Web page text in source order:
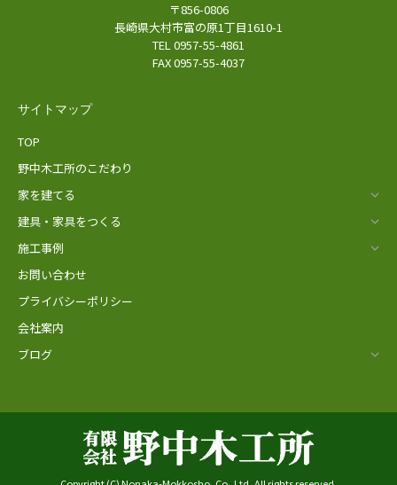
〒856-0806
長崎県大村市富の原1丁目1610-1
TEL 0957-55-4861
FAX 0957-55-4037
サイトマップ
TOP
野中木工所のこだわり
家を建てる
建具・家具をつくる
施工事例
お問い合わせ
プライバシーポリシー
会社案内
ブログ